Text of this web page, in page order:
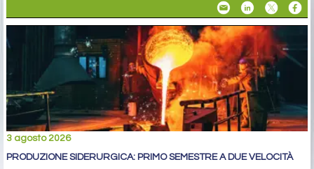
3 agosto 2026
PRODUZIONE SIDERURGICA: PRIMO SEMESTRE A DUE VELOCITÀ